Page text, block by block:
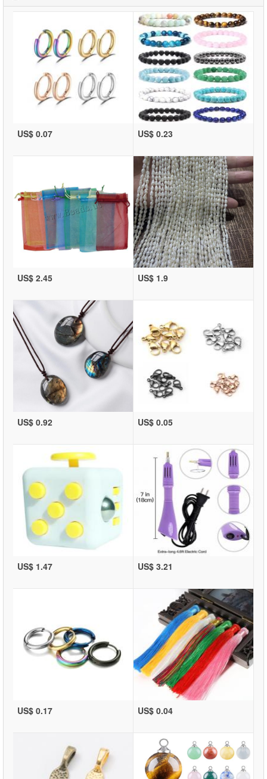
US$ 0.07 US$ 0.23
US$ 2.45 US$ 1.9
US$ 0.92 US$ 0.05
US$ 1.47 US$ 3.21
US$ 0.17 US$ 0.04